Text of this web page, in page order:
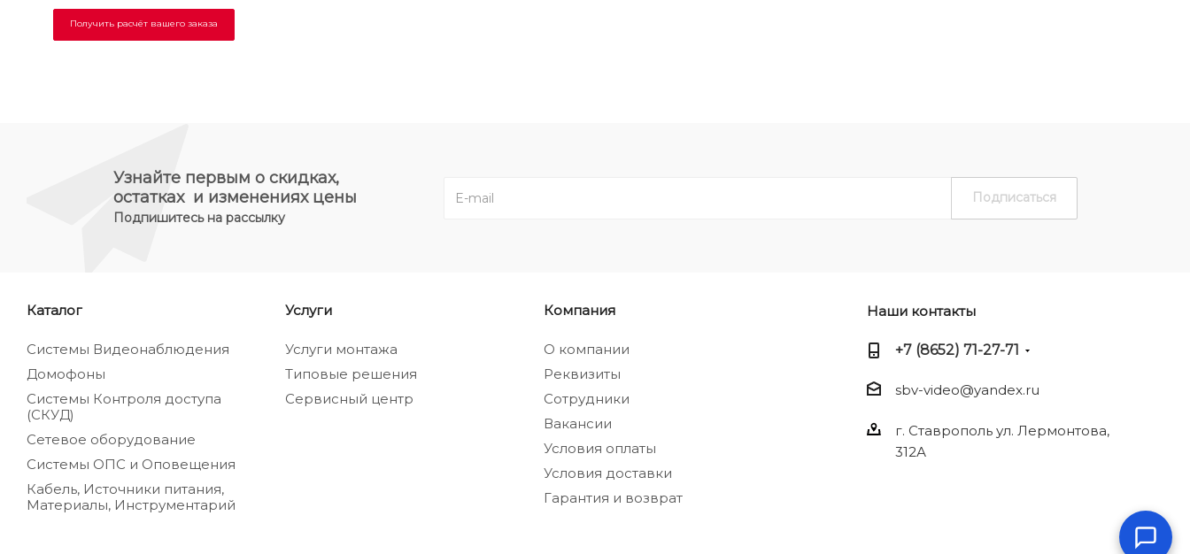
Узнайте первым о скидках,
остатках и изменениях цены
Подпишитесь на рассылку
Каталог
Системы Видеонаблюдения
Домофоны
Системы Контроля доступа
(СКУД)
Сетевое оборудование
Системы ОПС и Оповещения
Кабель, Источники питания,
Материалы, Инструментарий
Услуги
Услуги монтажа
Типовые решения
Сервисный центр
Компания
О компании
Реквизиты
Сотрудники
Вакансии
Условия оплаты
Условия доставки
Гарантия и возврат
Наши контакты
+7 (8652) 71-27-71
sbv-video@yandex.ru
г. Ставрополь ул. Лермонтова,
312А